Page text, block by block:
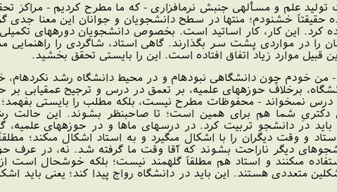
علم و مسأله‏ى جنبش نرم‏افزارى - كه ما مطرح كرديم - مراكز
حقيقتاً خشنودم؛ منتها در سطح دانشجويان و جوانان اين معنا جدى
كرد. اين كار، كار اساتيد است. بخصوص دانشجويان دوره‏هاى تكميلى،
را در مواردى پشت سر بگذارند. گاهى استاد، شاگردى را راهنمايى
قبيل موارد زياد اتفاق افتاده است. اين را بايستى تحقق بخشيد.
خودم چون دانشگاهى نبوده‏ام و در محيط دانشگاه رشد نكرده‏ام،
برخلاف حوزه‏هاى علميه، بر تعمق در درس و ترجيح عمق‏يابى
نمى‏خواند - محفوظات مطرح نيست، بلكه مطلب را بايستى
دكترىِ شما هم براى همين است؛ تا صاحب‏نظر بشوند. اين حالت
بايد در دانشجو تربيت كرد. در درسهاى ماها و در حوزه‏هاى
و وقت ديگران را با اشكال مى‏گيرد و به استاد اشكال مى‏كند؛
ديگر ناراحت بشوند كه آقا وقت ما گرفته شد. نه، در عرف
مى‏كنند و استاد هم مطلقاً گله‏مند نيست؛ بلكه خوشحال است
متعددى هستند. اين بايد در دانشگاه رواج پيدا كند؛ يعنى بايد